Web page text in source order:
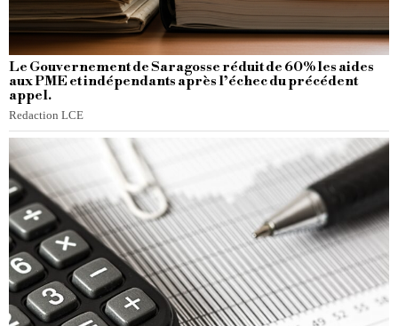
Le Gouvernement de Saragosse réduit de 60% les aides
aux PME et indépendants après l’échec du précédent
appel.
Redaction LCE